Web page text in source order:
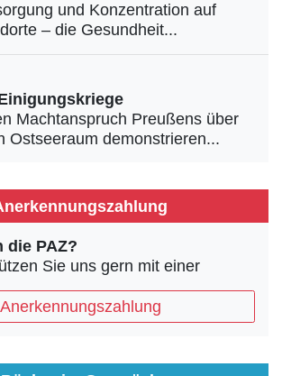
und Konzentration auf
– die Gesundheit...
Machtanspruch Preußens über
Ostseeraum demonstrieren...
die PAZ?
Sie uns gern mit einer
Anerkennungszahlung